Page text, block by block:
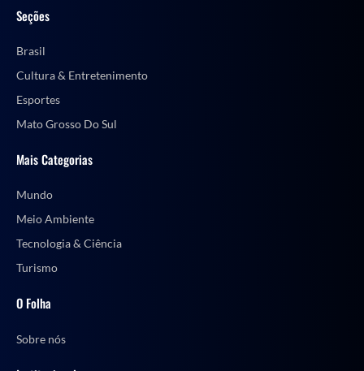
Seções
Brasil
Cultura & Entretenimento
Esportes
Mato Grosso Do Sul
Mais Categorias
Mundo
Meio Ambiente
Tecnologia & Ciência
Turismo
O Folha
Sobre nós